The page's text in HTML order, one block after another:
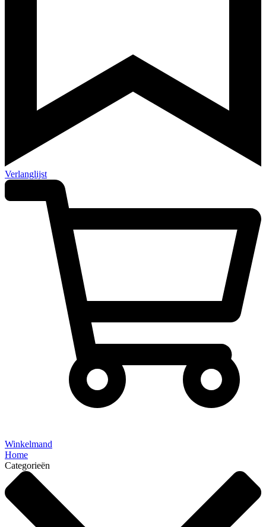
Verlanglijst
Winkelmand
Home
Categorieën